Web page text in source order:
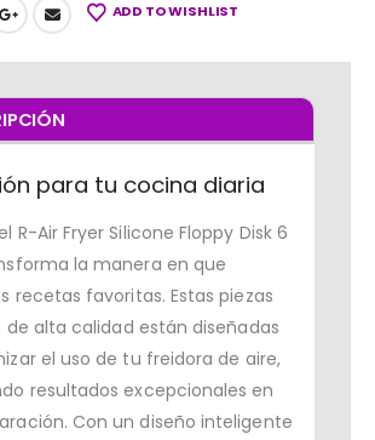
ADD TO WISHLIST
para tu cocina diaria
R-Air Fryer Silicone Floppy Disk 6
la manera en que
recetas favoritas. Estas piezas
de alta calidad están diseñadas
el uso de tu freidora de aire,
resultados excepcionales en
Con un diseño inteligente